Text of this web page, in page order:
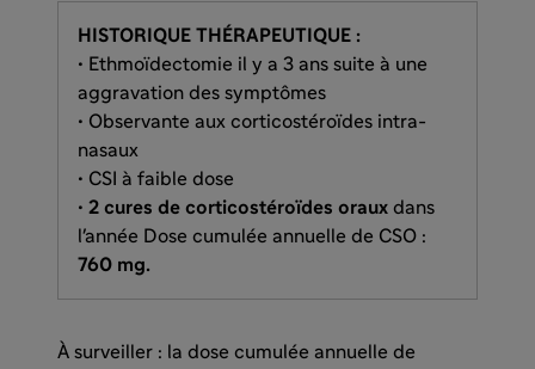
HISTORIQUE THÉRAPEUTIQUE :
• Ethmoïdectomie il y a 3 ans suite à une
aggravation des symptômes
• Observante aux corticostéroïdes intra-
nasaux
• CSI à faible dose
• 2 cures de corticostéroïdes oraux dans
l'année Dose cumulée annuelle de CSO :
760 mg.
À surveiller : la dose cumulée annuelle de